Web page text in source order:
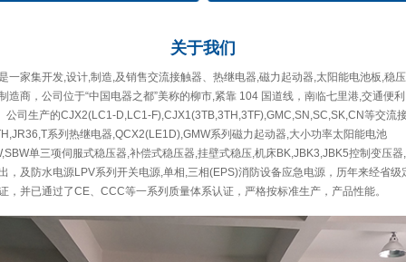
关于我们
一家集开发,设计,制造,及销售交流接触器、热继电器,磁力起动器,太阳能电池板,稳
造商，公司位于“中国电器之都”美称的柳市,紧靠 104 国道线，南临七里港,交通便
司生产的CJX2(LC1-D,LC1-F),CJX1(3TB,3TH,3TF),GMC,SN,SC,SK,CN等交流
系列热继电器,QCX2(LE1D),GMW系列磁力起动器,大小功率太阳能电池
单三项伺服式稳压器,补偿式稳压器,挂壁式稳压,机床BK,JBK3,JBK5控制变压
，及防水电源LPV系列开关电源,单相,三相(EPS)消防设备应急电源，历年来经省级
，并已通过了CE、CCC等一系列质量体系认证，严格按标准生产，产品性能。